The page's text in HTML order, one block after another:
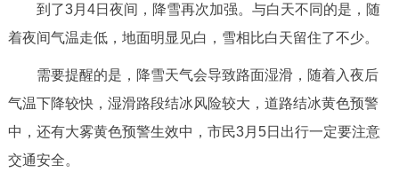
到了3月4日夜间，降雪再次加强。与白天不同的是，随
着夜间气温走低，地面明显见白，雪相比白天留住了不少。
需要提醒的是，降雪天气会导致路面湿滑，随着入夜后
气温下降较快，湿滑路段结冰风险较大，道路结冰黄色预警
中，还有大雾黄色预警生效中，市民3月5日出行一定要注意
交通安全。